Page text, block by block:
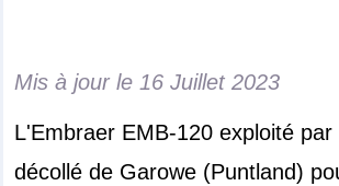
Mis à jour le 16 Juillet 2023
L'Embraer EMB-120 exploité par
décollé de Garowe (Puntland)